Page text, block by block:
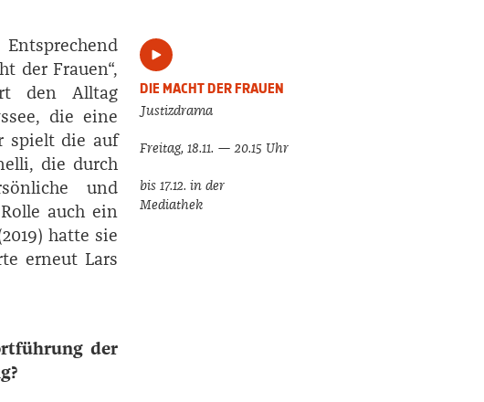
der Frauen“,
den Alltag
die eine
spielt die auf
die durch
und
auch ein
hatte sie
erneut Lars
der
DIE MACHT DER FRAUEN
Justizdrama
Freitag, 18.11. — 20.15 Uhr
bis 17.12. in der
Mediathek